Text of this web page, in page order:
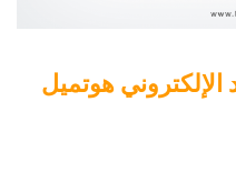
الإلكتروني هوتميل